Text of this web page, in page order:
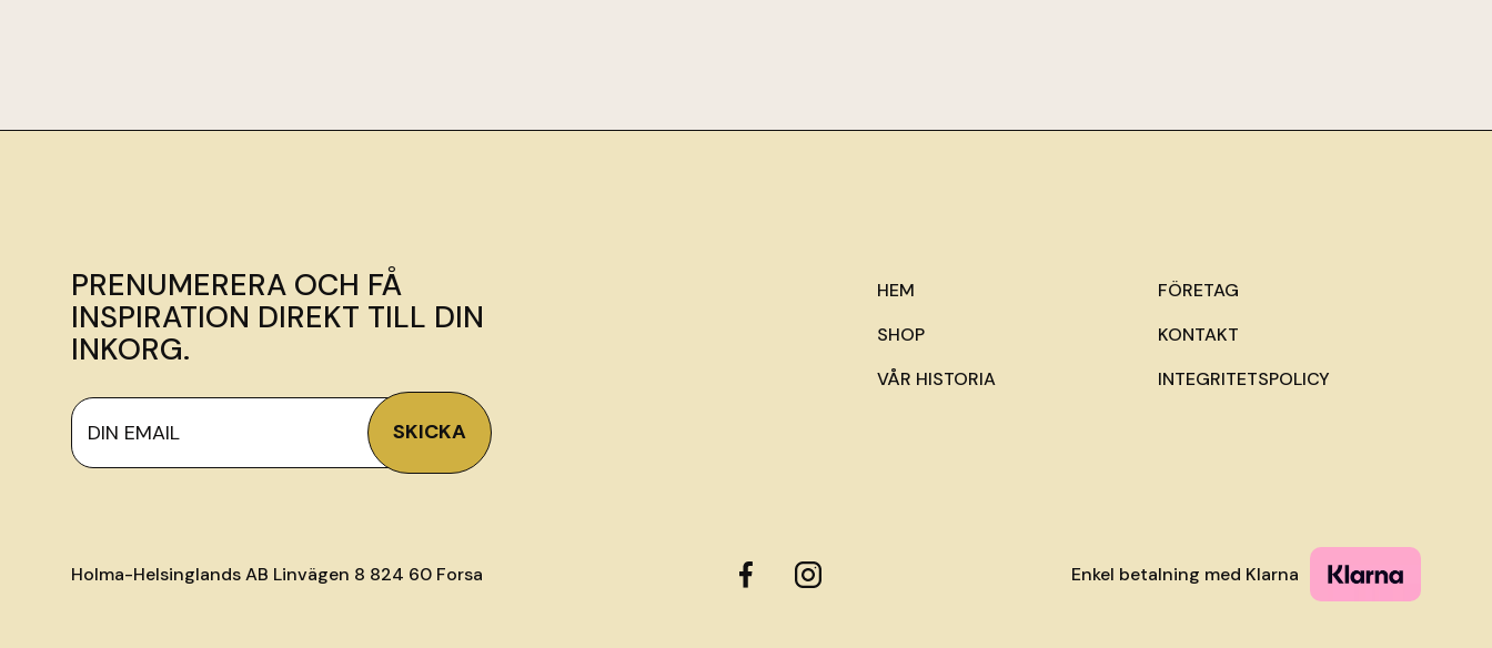
PRENUMERERA OCH FÅ
INSPIRATION DIREKT TILL DIN
INKORG.
HEM
SHOP
VÅR HISTORIA
FÖRETAG
KONTAKT
INTEGRITETSPOLICY
Holma-Helsinglands AB Linvägen 8 824 60 Forsa Enkel betalning med Klarna